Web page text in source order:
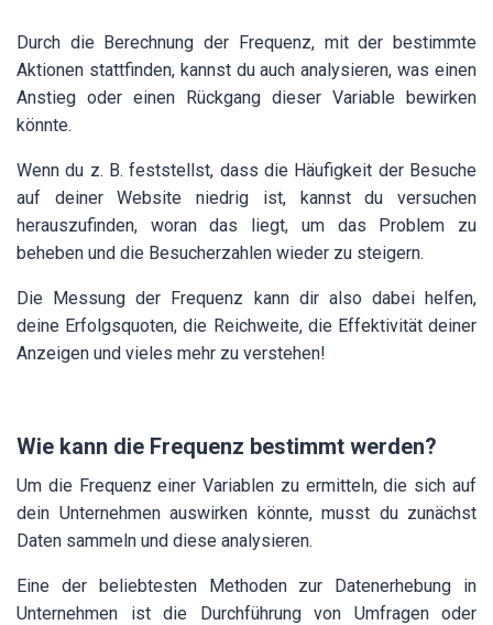
Durch die Berechnung der Frequenz, mit der bestimmte
Aktionen stattfinden, kannst du auch analysieren, was einen
Anstieg oder einen Rückgang dieser Variable bewirken
könnte.
Wenn du z. B. feststellst, dass die Häufigkeit der Besuche
auf deiner Website niedrig ist, kannst du versuchen
herauszufinden, woran das liegt, um das Problem zu
beheben und die Besucherzahlen wieder zu steigern.
Die Messung der Frequenz kann dir also dabei helfen,
deine Erfolgsquoten, die Reichweite, die Effektivität deiner
Anzeigen und vieles mehr zu verstehen!
Wie kann die Frequenz bestimmt werden?
Um die Frequenz einer Variablen zu ermitteln, die sich auf
dein Unternehmen auswirken könnte, musst du zunächst
Daten sammeln und diese analysieren.
Eine der beliebtesten Methoden zur Datenerhebung in
Unternehmen ist die Durchführung von Umfragen oder